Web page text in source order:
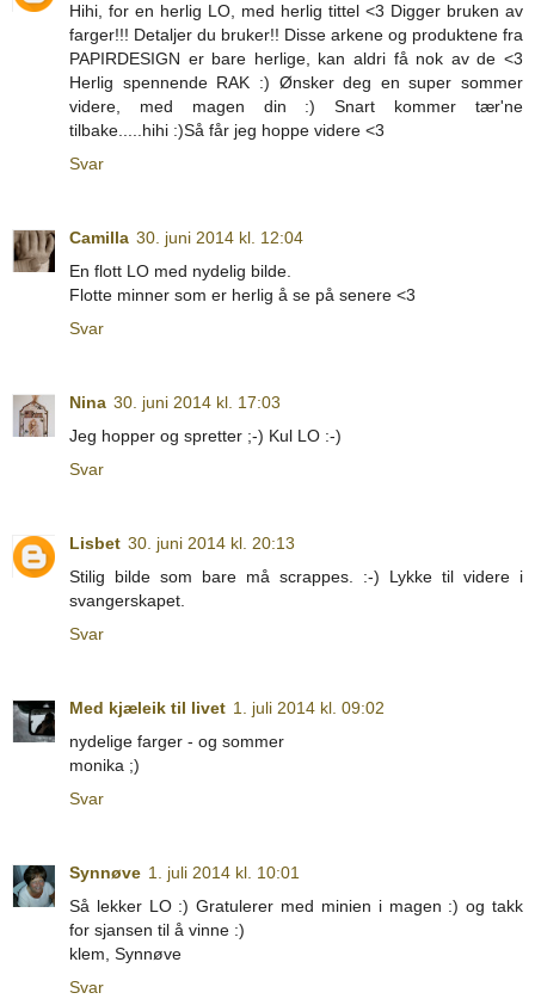
Hihi, for en herlig LO, med herlig tittel <3 Digger bruken av
farger!!! Detaljer du bruker!! Disse arkene og produktene fra
PAPIRDESIGN er bare herlige, kan aldri få nok av de <3
Herlig spennende RAK :) Ønsker deg en super sommer
videre, med magen din :) Snart kommer tær'ne
tilbake.....hihi :)Så får jeg hoppe videre <3
Svar
Camilla 30. juni 2014 kl. 12:04
En flott LO med nydelig bilde.
Flotte minner som er herlig å se på senere <3
Svar
Nina 30. juni 2014 kl. 17:03
Jeg hopper og spretter ;-) Kul LO :-)
Svar
Lisbet 30. juni 2014 kl. 20:13
Stilig bilde som bare må scrappes. :-) Lykke til videre i
svangerskapet.
Svar
Med kjæleik til livet 1. juli 2014 kl. 09:02
nydelige farger - og sommer
monika ;)
Svar
Synnøve 1. juli 2014 kl. 10:01
Så lekker LO :) Gratulerer med minien i magen :) og takk
for sjansen til å vinne :)
klem, Synnøve
Svar